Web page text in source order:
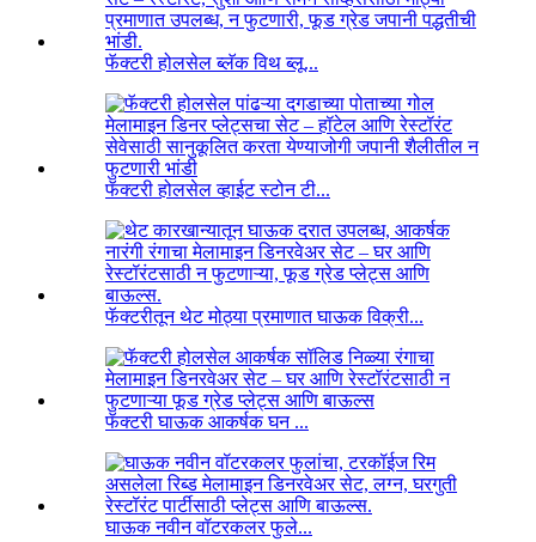
फॅक्टरी होलसेल ब्लॅक विथ ब्लू...
फॅक्टरी होलसेल व्हाईट स्टोन टी...
फॅक्टरीतून थेट मोठ्या प्रमाणात घाऊक विक्री...
फॅक्टरी घाऊक आकर्षक घन ...
घाऊक नवीन वॉटरकलर फुले...